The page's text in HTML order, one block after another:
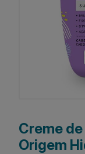
Creme
Origem